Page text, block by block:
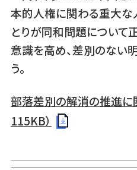
本的人権に関わる重大
とりが同和問題について
意識を高め、差別のない
う。
部落差別の解消の推進に
115KB）